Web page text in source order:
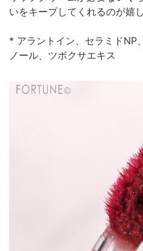
いをキープしてくれるのが嬉
* アラントイン、セラミドNP
ノール、ツボクサエキス